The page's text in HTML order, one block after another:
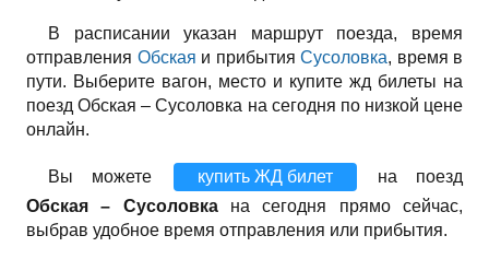
В расписании указан маршрут поезда, время
отправления Обская и прибытия Сусоловка, время в
пути. Выберите вагон, место и купите жд билеты на
поезд Обская – Сусоловка на сегодня по низкой цене
онлайн.
Вы можете купить ЖД билет
на поезд
Обская – Сусоловкана сегодня прямо сейчас,
выбрав удобное время отправления или прибытия.